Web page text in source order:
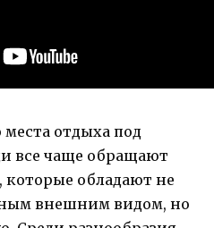
места отдыха под
все чаще обращают
которые обладают не
внешним видом, но